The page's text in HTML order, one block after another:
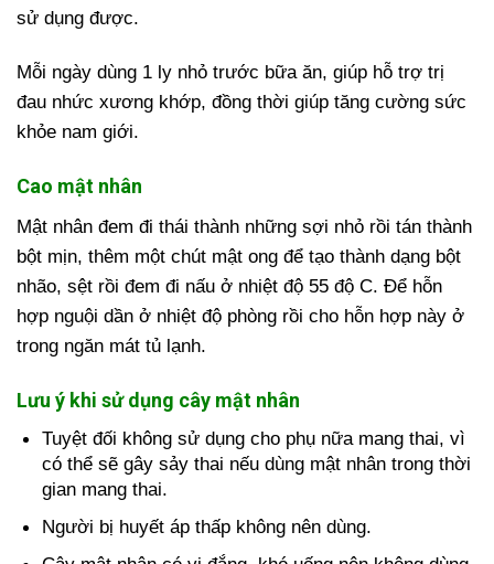
sử dụng được.
Mỗi ngày dùng 1 ly nhỏ trước bữa ăn, giúp hỗ trợ trị
đau nhức xương khớp, đồng thời giúp tăng cường sức
khỏe nam giới.
Cao mật nhân
Mật nhân đem đi thái thành những sợi nhỏ rồi tán thành
bột mịn, thêm một chút mật ong để tạo thành dạng bột
nhão, sệt rồi đem đi nấu ở nhiệt độ 55 độ C. Để hỗn
hợp nguội dần ở nhiệt độ phòng rồi cho hỗn hợp này ở
trong ngăn mát tủ lạnh.
Lưu ý khi sử dụng cây mật nhân
Tuyệt đối không sử dụng cho phụ nữa mang thai, vì
có thể sẽ gây sảy thai nếu dùng mật nhân trong thời
gian mang thai.
Người bị huyết áp thấp không nên dùng.